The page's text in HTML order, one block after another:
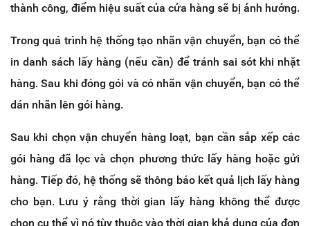
thành công, điểm hiệu suất của cửa hàng sẽ bị ảnh hưởng.
Trong quá trình hệ thống tạo nhãn vận chuyển, bạn có thể
in danh sách lấy hàng (nếu cần) để tránh sai sót khi nhặt
hàng. Sau khi đóng gói và có nhãn vận chuyển, bạn có thể
dán nhãn lên gói hàng.
Sau khi chọn vận chuyển hàng loạt, bạn cần sắp xếp các
gói hàng đã lọc và chọn phương thức lấy hàng hoặc gửi
hàng. Tiếp đó, hệ thống sẽ thông báo kết quả lịch lấy hàng
cho bạn. Lưu ý rằng thời gian lấy hàng không thể được
chọn cụ thể vì nó tùy thuộc vào thời gian khả dụng của đơn